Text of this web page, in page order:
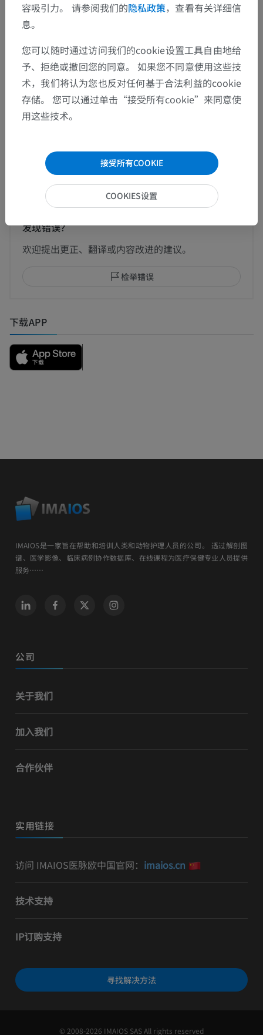
底层结构：
人体神经解剖学
动物的比较解剖学
发现错误？
欢迎提出更正、翻译或内容改进的建议。
检举错误
下载APP
IMAIOS是一家旨在帮助和培训人类和动物护理人员的公司。 透过解剖图
谱、医学影像、临床病例协作数据库、在线课程为医疗保健专业人员提供
服务……
公司
关于我们
加入我们
合作伙伴
实用链接
访问 IMAIOS医脉欧中国官网： imaios.cn
技术支持
IP订购支持
寻找解决方法
© 2008-2026 IMAIOS SAS All rights reserved
容吸引力。 请参阅我们的隐私政策，查看有关详细信
息。
您可以随时通过访问我们的cookie设置工具自由地给
予、拒绝或撤回您的同意。 如果您不同意使用这些技
术，我们将认为您也反对任何基于合法利益的cookie
存储。 您可以通过单击“接受所有cookie”来同意使
用这些技术。
接受所有COOKIE
COOKIES设置